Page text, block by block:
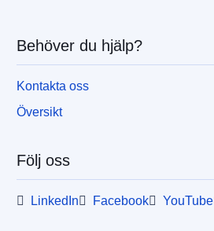
Behöver du hjälp?
Kontakta oss
Översikt
Följ oss
LinkedIn Facebook YouTube